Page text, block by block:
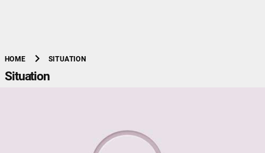
HOME chevron_right SITUATION
Situation